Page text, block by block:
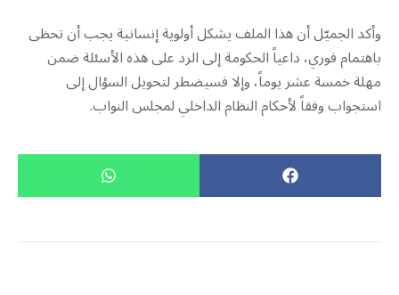
وأكد الجميّل أن هذا الملف يشكل أولوية إنسانية يجب أن تحظى
باهتمام فوري، داعياً الحكومة إلى الرد على هذه الأسئلة ضمن
مهلة خمسة عشر يوماً، وإلا فسيضطر لتحويل السؤال إلى
استجواب وفقاً لأحكام النظام الداخلي لمجلس النواب.